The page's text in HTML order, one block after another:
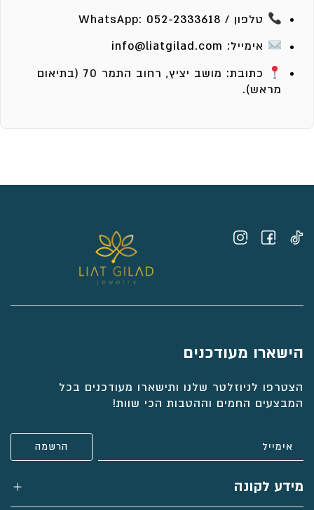
טלפון / WhatsApp: 052-2333618
אימייל: info@liatgilad.com
כתובת: מושב יציץ, רחוב התמר 70 (בתיאום
מראש).
הישארו מעודכנים
הצטרפו לניוזלטר שלנו ותישארו מעודכנים בכל
המבצעים החמים וההטבות הכי שוות!
מידע לקונה